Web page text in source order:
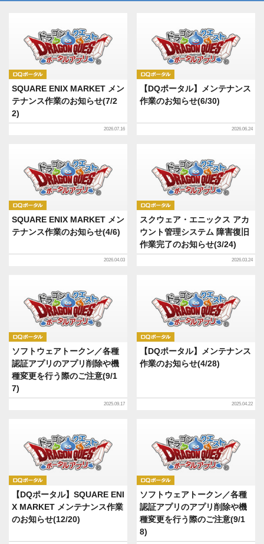
SQUARE ENIX MARKET メン
テナンス作業のお知らせ(7/2
2)
2026.07.16
【DQポータル】メンテナンス
作業のお知らせ(6/30)
2026.06.24
SQUARE ENIX MARKET メン
テナンス作業のお知らせ(4/6)
2026.04.03
スクウェア・エニックス アカ
ウント管理システム 障害復旧
作業完了のお知らせ(3/24)
2026.03.24
ソフトウェアトークン／各種
認証アプリのアプリ削除や機
種変更を行う際のご注意(9/1
7)
2025.09.17
【DQポータル】メンテナンス
作業のお知らせ(4/28)
2025.04.22
【DQポータル】SQUARE ENI
X MARKET メンテナンス作業
のお知らせ(12/20)
ソフトウェアトークン／各種
認証アプリのアプリ削除や機
種変更を行う際のご注意(9/1
8)